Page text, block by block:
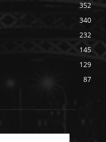
352
340
232
145
129
87